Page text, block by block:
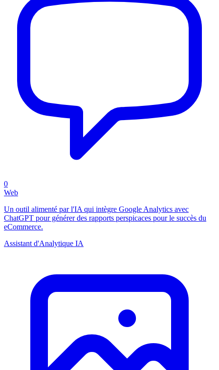
0
Web
Un outil alimenté par l'IA qui intègre Google Analytics avec
ChatGPT pour générer des rapports perspicaces pour le succès du
eCommerce.
Assistant d'Analytique IA